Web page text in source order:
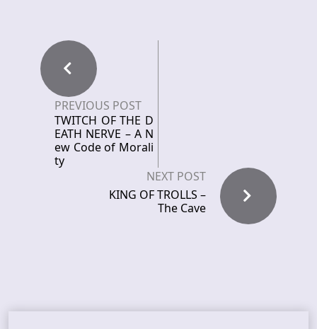
PREVIOUS POST
TWITCH OF THE D
EATH NERVE – A N
ew Code of Morali
ty
NEXT POST
KING OF TROLLS –
The Cave